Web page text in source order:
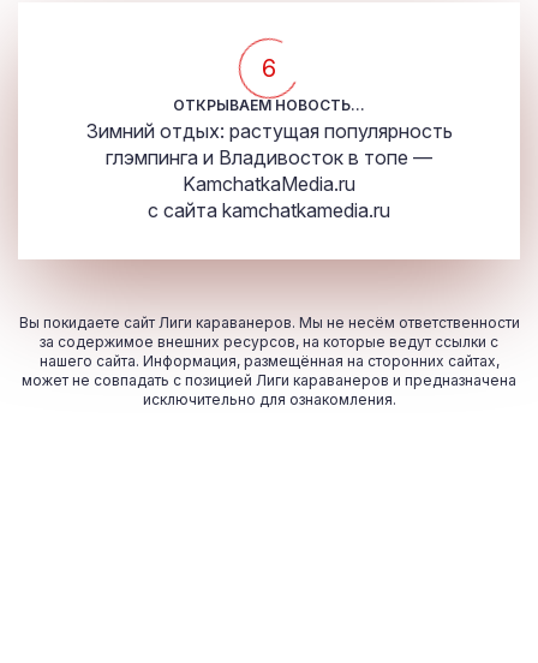
5
ОТКРЫВАЕМ НОВОСТЬ...
Зимний отдых: растущая популярность
глэмпинга и Владивосток в топе —
KamchatkaMedia.ru
с сайта kamchatkamedia.ru
Вы покидаете сайт Лиги караванеров. Мы не несём ответственности
за содержимое внешних ресурсов, на которые ведут ссылки с
нашего сайта. Информация, размещённая на сторонних сайтах,
может не совпадать с позицией Лиги караванеров и предназначена
исключительно для ознакомления.